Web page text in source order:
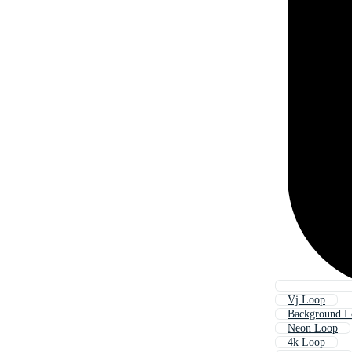
Vj Loop
Background
Neon Loop
4k Loop